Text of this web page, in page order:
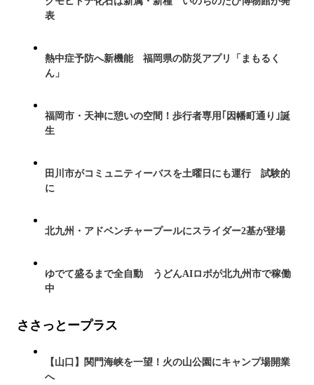
表
熱中症予防へ新機能 福岡県の防災アプリ「まもるく
ん」
福岡市・天神に憩いの空間！歩行者専用｢因幡町通り｣誕
生
田川市がコミュニティーバスを土曜日にも運行 試験的
に
北九州・アドベンチャープールにスライダー2基が登場
ゆでて盛るまで全自動 うどんAIロボが北九州市で稼働
中
ささっとープラス
【山口】関門海峡を一望！火の山公園にキャンプ場開業
へ